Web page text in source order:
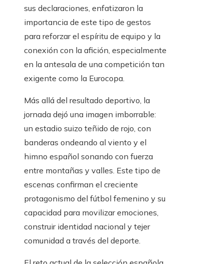
sus declaraciones, enfatizaron la
importancia de este tipo de gestos
para reforzar el espíritu de equipo y la
conexión con la afición, especialmente
en la antesala de una competición tan
exigente como la Eurocopa.
Más allá del resultado deportivo, la
jornada dejó una imagen imborrable:
un estadio suizo teñido de rojo, con
banderas ondeando al viento y el
himno español sonando con fuerza
entre montañas y valles. Este tipo de
escenas confirman el creciente
protagonismo del fútbol femenino y su
capacidad para movilizar emociones,
construir identidad nacional y tejer
comunidad a través del deporte.